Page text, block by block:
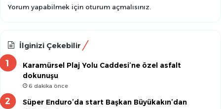
Yorum yapabilmek için oturum açmalısınız.
İlginizi Çekebilir
Karamürsel Plaj Yolu Caddesi’ne özel asfalt
dokunuşu
6 dakika önce
Süper Enduro’da start Başkan Büyükakın’dan